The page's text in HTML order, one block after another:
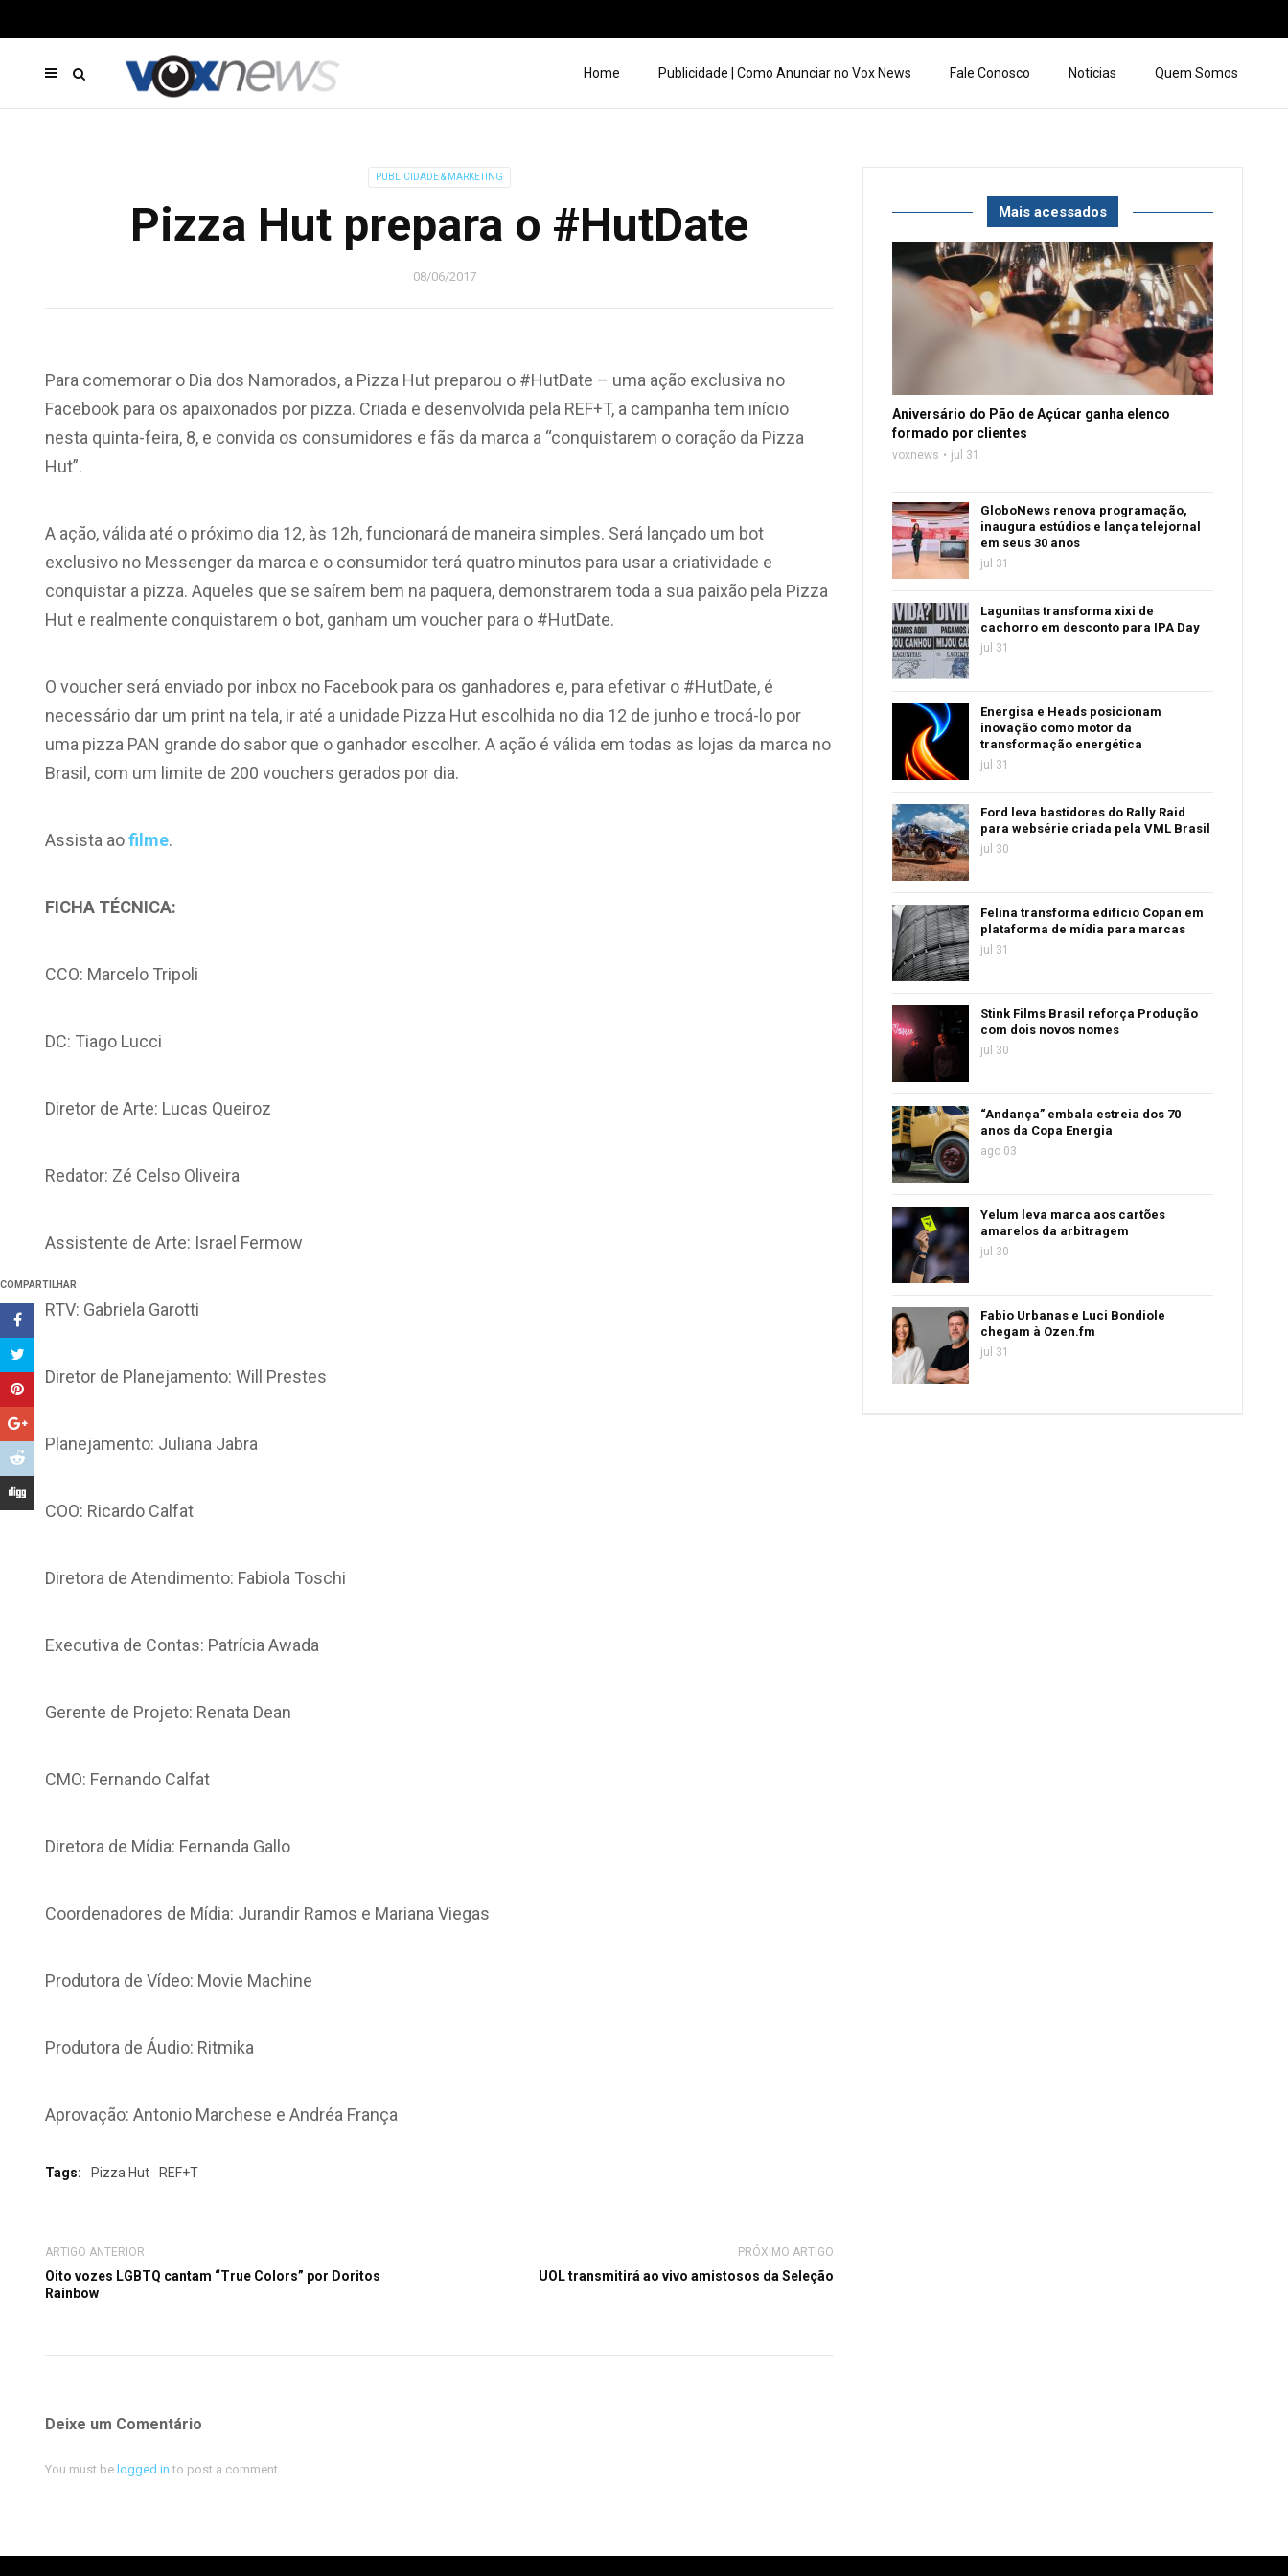
Home Publicidade | Como Anunciar no Vox News Fale Conosco Noticias Quem Somos
PUBLICIDADE & MARKETING
Pizza Hut prepara o #HutDate
08/06/2017
COMPARTILHAR
Para comemorar o Dia dos Namorados, a Pizza Hut preparou o #HutDate – uma ação exclusiva no
Facebook para os apaixonados por pizza. Criada e desenvolvida pela REF+T, a campanha tem início
nesta quinta-feira, 8, e convida os consumidores e fãs da marca a “conquistarem o coração da Pizza
Hut”.
A ação, válida até o próximo dia 12, às 12h, funcionará de maneira simples. Será lançado um bot
exclusivo no Messenger da marca e o consumidor terá quatro minutos para usar a criatividade e
conquistar a pizza. Aqueles que se saírem bem na paquera, demonstrarem toda a sua paixão pela Pizza
Hut e realmente conquistarem o bot, ganham um voucher para o #HutDate.
O voucher será enviado por inbox no Facebook para os ganhadores e, para efetivar o #HutDate, é
necessário dar um print na tela, ir até a unidade Pizza Hut escolhida no dia 12 de junho e trocá-lo por
uma pizza PAN grande do sabor que o ganhador escolher. A ação é válida em todas as lojas da marca no
Brasil, com um limite de 200 vouchers gerados por dia.
Assista aofilme.
FICHA TÉCNICA:
CCO: Marcelo Tripoli
DC: Tiago Lucci
Diretor de Arte: Lucas Queiroz
Redator: Zé Celso Oliveira
Assistente de Arte: Israel Fermow
RTV: Gabriela Garotti
Diretor de Planejamento: Will Prestes
Planejamento: Juliana Jabra
COO: Ricardo Calfat
Diretora de Atendimento: Fabiola Toschi
Executiva de Contas: Patrícia Awada
Gerente de Projeto: Renata Dean
CMO: Fernando Calfat
Diretora de Mídia: Fernanda Gallo
Coordenadores de Mídia: Jurandir Ramos e Mariana Viegas
Produtora de Vídeo: Movie Machine
Produtora de Áudio: Ritmika
Aprovação: Antonio Marchese e Andréa França
Tags: Pizza Hut REF+T
ARTIGO ANTERIOR
Oito vozes LGBTQ cantam “True Colors” por Doritos
Rainbow
PRÓXIMO ARTIGO
UOL transmitirá ao vivo amistosos da Seleção
Deixe um Comentário
You must be logged in to post a comment.
Mais acessados
Aniversário do Pão de Açúcar ganha elenco
formado por clientes
voxnews jul 31
GloboNews renova programação,
inaugura estúdios e lança telejornal
em seus 30 anos
jul 31
Lagunitas transforma xixi de
cachorro em desconto para IPA Day
jul 31
Energisa e Heads posicionam
inovação como motor da
transformação energética
jul 31
Ford leva bastidores do Rally Raid
para websérie criada pela VML Brasil
jul 30
Felina transforma edifício Copan em
plataforma de mídia para marcas
jul 31
Stink Films Brasil reforça Produção
com dois novos nomes
jul 30
“Andança” embala estreia dos 70
anos da Copa Energia
ago 03
Yelum leva marca aos cartões
amarelos da arbitragem
jul 30
Fabio Urbanas e Luci Bondiole
chegam à Ozen.fm
jul 31